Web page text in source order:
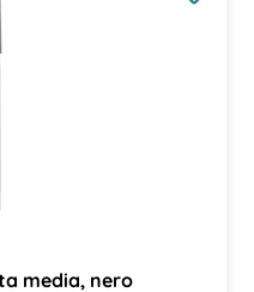
media, nero